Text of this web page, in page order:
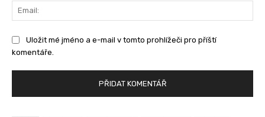
Uložit mé jméno a e-mail v tomto prohlížeči pro příští
komentáře.